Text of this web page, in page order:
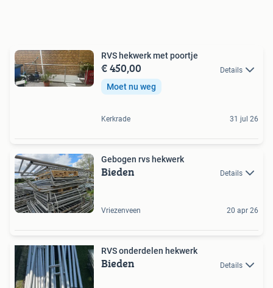
RVS hekwerk met poortje
€ 450,00 Details
Moet nu weg
Kerkrade 31 jul 26
Gebogen rvs hekwerk
Bieden Details
Vriezenveen 20 apr 26
RVS onderdelen hekwerk
Bieden Details